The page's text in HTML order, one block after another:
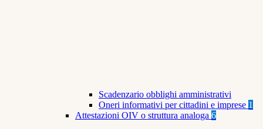
Scadenzario obblighi amministrativi
Oneri informativi per cittadini e imprese 1
Attestazioni OIV o struttura analoga 6